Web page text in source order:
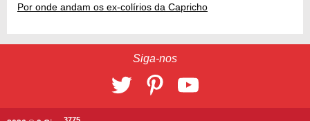
Por onde andam os ex-colírios da Capricho
Siga-nos